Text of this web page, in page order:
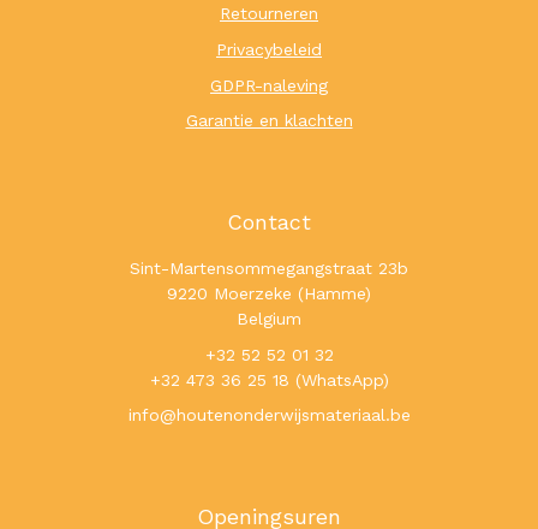
Retourneren
Privacybeleid
GDPR-naleving
Garantie en klachten
Contact
Sint-Martensommegangstraat 23b
9220 Moerzeke (Hamme)
Belgium
+32 52 52 01 32
+32 473 36 25 18 (WhatsApp)
info@houtenonderwijsmateriaal.be
Openingsuren